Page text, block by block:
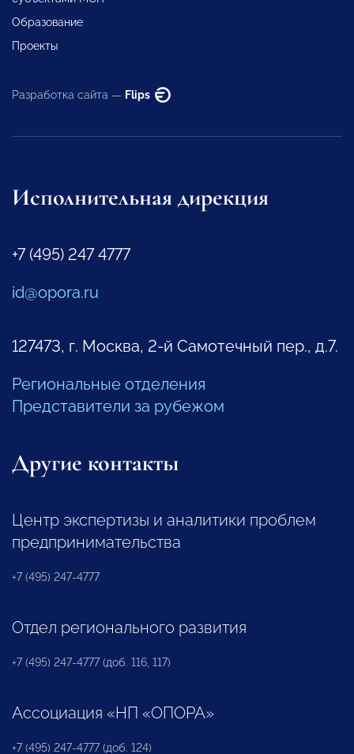
Образование
Проекты
Разработка сайта — Flips
Исполнительная дирекция
+7 (495) 247 4777
id@opora.ru
127473, г. Москва, 2-й Самотечный пер., д.7.
Региональные отделения
Представители за рубежом
Другие контакты
Центр экспертизы и аналитики проблем
предпринимательства
+7 (495) 247-4777
Отдел регионального развития
+7 (495) 247-4777 (доб. 116, 117)
Ассоциация «НП «ОПОРА»
+7 (495) 247-4777 (доб. 124)